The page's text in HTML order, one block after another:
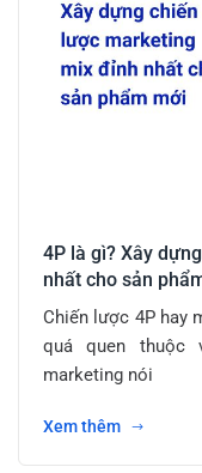
4P là gì? Xây
nhất cho sản
Chiến lược 4P hay
quá quen thuộc
marketing nói
Xem thêm